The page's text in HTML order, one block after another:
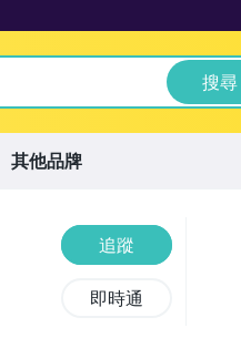
搜尋
追蹤
即時通
其他品牌